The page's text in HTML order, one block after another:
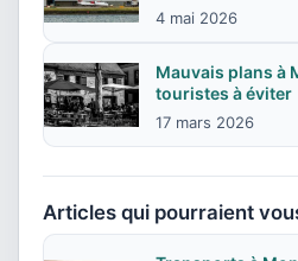
4 mai 2026
Mauvais plans à
touristes à éviter
17 mars 2026
Articles qui pourraient